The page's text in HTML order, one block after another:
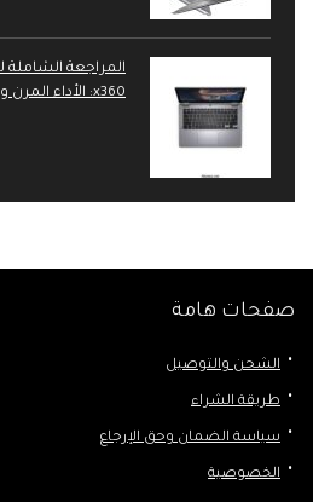
x360: الأداء المرن والتصميم العملي الهجين
صفحات هامة
الشحن والتوصيل
طريقة الشراء
سياسة الضمان وحق الإرجاع
الخصوصية